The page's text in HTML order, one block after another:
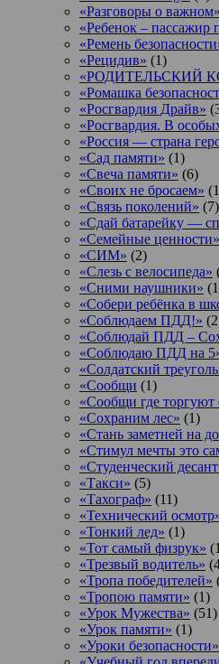
«Разговоры о важном»
«Ребенок – пассажир
«Ремень
«Рецидив» (1)
«РОДИТЕЛЬСКИЙ
«Ромашка
«Росгвардия Драйв»
«Росгвардия. В
«Россия — страна
«Сад памяти» (1)
«Свеча памяти» (6)
«Своих не бросаем»
«Связь поколений» (7)
«Сдай батарейку —
«Семейные ценности»
«СИМ» (2)
«Слезь с велосипеда»
«Сними наушники»
«Собери ребёнка в
«Соблюдаем ПДД!»
«Соблюдай ПДД –
«Соблюдаю ПДД на
«Солдатский
«Сообщи (1)
«Сообщи где торгуют
«Сохраним лес» (1)
«Стань заметней на
«Стимул мечты это
«Студенческий
«Такси» (5)
«Тахограф» (11)
«Технический
«Тонкий лед» (1)
«Тот самый физрук»
«Трезвый водитель»
«Тропа победителей»
«Тропою памяти» (1)
«Урок Мужества» (51)
«Урок памяти» (1)
«Уроки безопасности»